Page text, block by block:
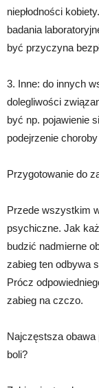
niepłodności
badania
być przyczyna
3. Inne: do innych
dolegliwości
być np. pojawienie
podejrzenie
Przygotowanie do
Przede wszystkim
psychiczne. Jak
budzić nadmierne
zabieg ten odbywa
Prócz
zabieg na czczo.
Najczęstsza obawa
boli?